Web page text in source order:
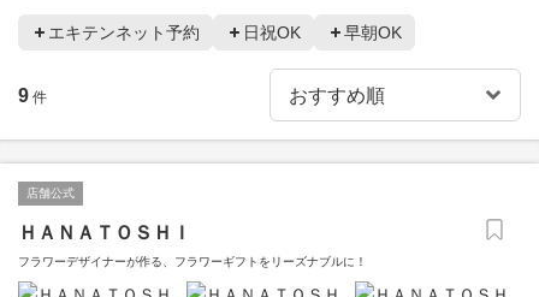
エキテンネット予約 日祝OK 早朝OK
9 件
店舗公式
ＨＡＮＡＴＯＳＨＩ
フラワーデザイナーが作る、フラワーギフトをリーズナブルに！